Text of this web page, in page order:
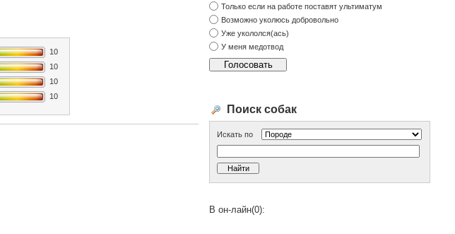
10
10
10
10
Только если на работе поставят ультиматум
Возможно уколюсь добровольно
Уже укололся(ась)
У меня медотвод
Поиск собак
Искать по
В он-лайн(0):